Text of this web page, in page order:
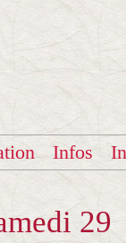
Infos
29